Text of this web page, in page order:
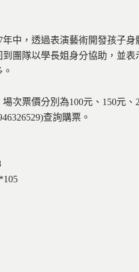
中，透過表演藝術開發孩子
團隊以學長姐身分協助，並
次票價分別為100元、150元
查詢購票。